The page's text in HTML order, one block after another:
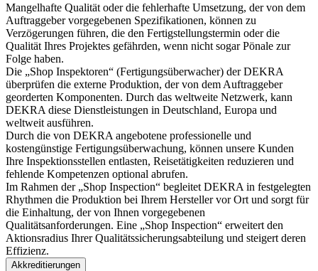
Mangelhafte Qualität oder die fehlerhafte Umsetzung, der von dem
Auftraggeber vorgegebenen Spezifikationen, können zu
Verzögerungen führen, die den Fertigstellungstermin oder die
Qualität Ihres Projektes gefährden, wenn nicht sogar Pönale zur
Folge haben.
Die „Shop Inspektoren“ (Fertigungsüberwacher) der DEKRA
überprüfen die externe Produktion, der von dem Auftraggeber
georderten Komponenten. Durch das weltweite Netzwerk, kann
DEKRA diese Dienstleistungen in Deutschland, Europa und
weltweit ausführen.
Durch die von DEKRA angebotene professionelle und
kostengünstige Fertigungsüberwachung, können unsere Kunden
Ihre Inspektionsstellen entlasten, Reisetätigkeiten reduzieren und
fehlende Kompetenzen optional abrufen.
Im Rahmen der „Shop Inspection“ begleitet DEKRA in festgelegten
Rhythmen die Produktion bei Ihrem Hersteller vor Ort und sorgt für
die Einhaltung, der von Ihnen vorgegebenen
Qualitätsanforderungen. Eine „Shop Inspection“ erweitert den
Aktionsradius Ihrer Qualitätssicherungsabteilung und steigert deren
Effizienz.
Akkreditierungen